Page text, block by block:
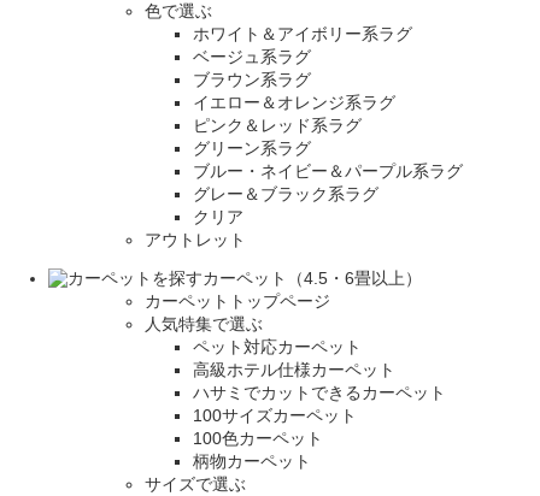
色で選ぶ
ホワイト＆アイボリー系ラグ
ベージュ系ラグ
ブラウン系ラグ
イエロー＆オレンジ系ラグ
ピンク＆レッド系ラグ
グリーン系ラグ
ブルー・ネイビー＆パープル系ラグ
グレー＆ブラック系ラグ
クリア
アウトレット
カーペット（4.5・6畳以上）
カーペットトップページ
人気特集で選ぶ
ペット対応カーペット
高級ホテル仕様カーペット
ハサミでカットできるカーペット
100サイズカーペット
100色カーペット
柄物カーペット
サイズで選ぶ